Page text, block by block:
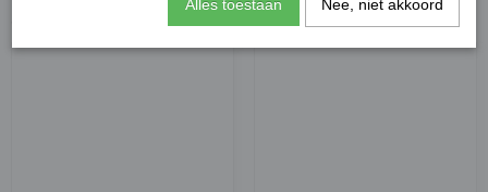
Alles toestaan Nee, niet akkoord